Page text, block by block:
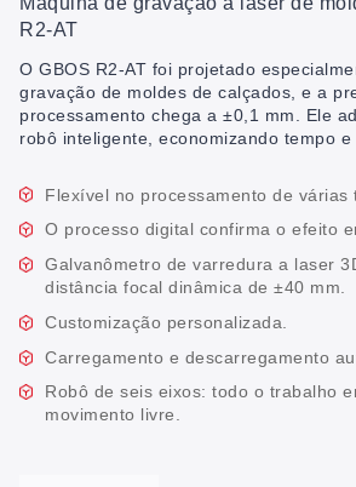
R2-AT
O GBOS R2-AT foi projetado
gravação de moldes de calçados, e a
processamento chega a ±0,1 mm. Ele
robô inteligente, economizando tempo e
Flexível no processamento de várias
O processo digital confirma o efeito
Galvanômetro de varredura a laser
distância focal dinâmica de ±40 mm.
Customização personalizada.
Carregamento e descarregamento
Robô de seis eixos: todo o trabalho
movimento livre.